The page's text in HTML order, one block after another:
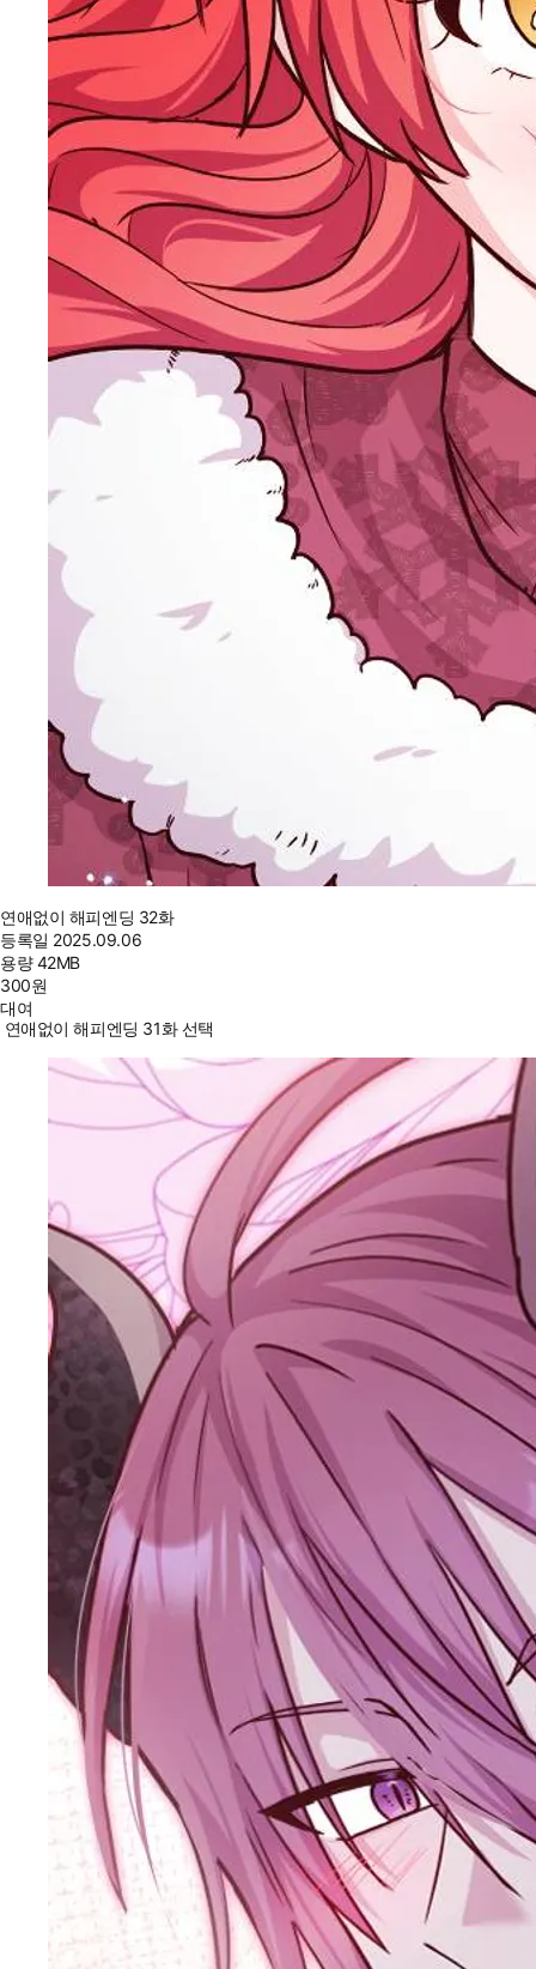
연애없이 해피엔딩 32화
등록일 2025.09.06
용량42MB
300원
대여
연애없이 해피엔딩 31화 선택